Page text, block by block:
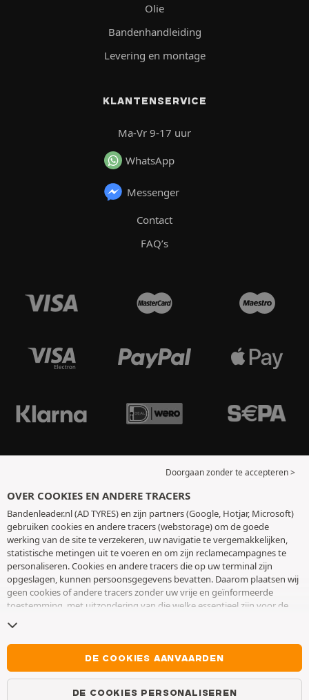
Olie
Bandenhandleiding
Levering en montage
KLANTENSERVICE
Ma-Vr 9-17 uur
WhatsApp
Messenger
Contact
FAQ’s
Doorgaan zonder te accepteren >
OVER COOKIES EN ANDERE TRACERS
Bandenleader.nl (AD TYRES) en zijn partners (Google, Hotjar, Microsoft)
gebruiken cookies en andere tracers (webstorage) om de goede
werking van de site te verzekeren, uw navigatie te vergemakkelijken,
statistische metingen uit te voeren en om zijn reclamecampagnes te
personaliseren. Cookies en andere tracers die op uw terminal zijn
opgeslagen, kunnen persoonsgegevens bevatten. Daarom plaatsen wij
geen cookies of andere tracers zonder uw vrije en geïnformeerde
toestemming, met uitzondering van die welke essentieel zijn voor de
toestemming op elk moment intrekken door naar de pagina over
cookies en andere tracerste gaan. U kunt ervoor kiezen om verder te
surfen zonder het deponeren van cookies of andere tracers te
aanvaarden. Weigering verhindert de toegang tot diensten niet AD
TYRES. Voor meer informatie,
DE COOKIES AANVAARDEN
DE COOKIES PERSONALISEREN